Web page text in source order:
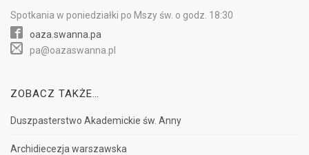
Spotkania w poniedziałki po Mszy św. o godz. 18:30
oaza.swanna.pa
pa@oazaswanna.pl
ZOBACZ TAKŻE…
Duszpasterstwo Akademickie św. Anny
Archidiecezja warszawska